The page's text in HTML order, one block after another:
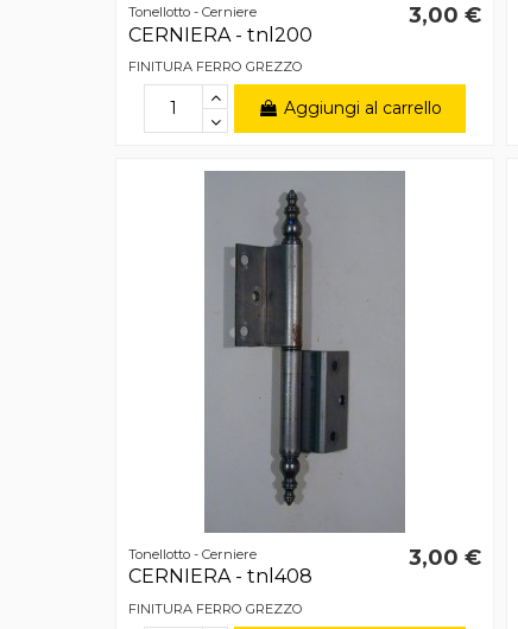
Tonellotto - Cerniere
CERNIERA - tnl200
3,00 €
FINITURA FERRO GREZZO
Aggiungi al carrello
Tonellotto - Cerniere
CERNIERA - tnl408
3,00 €
FINITURA FERRO GREZZO